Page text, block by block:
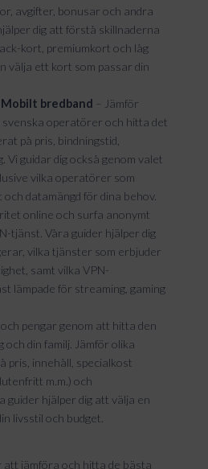
avgifter, bonusar och andra
dig att förstå skillnaderna
kort, premiumkort och låg
välja ett kort som passar din
bredband – Jämför
operatörer och hitta det
på pris, bindningstid,
Vi guidar dig också genom valet
vilka operatörer som
datamängd för dina behov.
online och surfa anonymt
tjänst. Våra guider hjälper dig
vilka tjänster som erbjuder
samt vilka VPN-
lämpade för streaming, gaming
pengar genom att hitta den
din familj. Jämför olika
pris, innehåll, specialkost
m.m.) och
guider hjälper dig att välja en
livsstil och budget.
att jämföra och hitta de bästa